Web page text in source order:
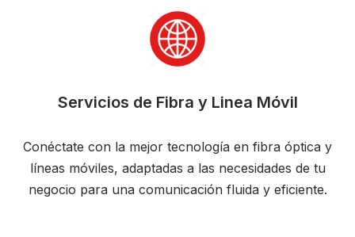
Servicios de Fibra y Linea Móvil
Conéctate con la mejor tecnología en fibra óptica y
líneas móviles, adaptadas a las necesidades de tu
negocio para una comunicación fluida y eficiente.